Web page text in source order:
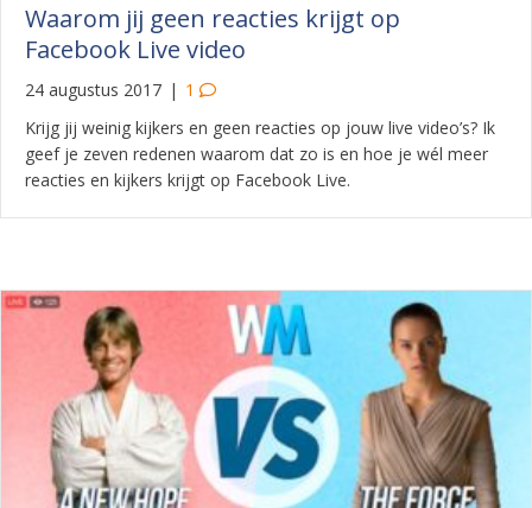
Waarom jij geen reacties krijgt op
Facebook Live video
24 augustus 2017 | 1
Krijg jij weinig kijkers en geen reacties op jouw live video’s? Ik
geef je zeven redenen waarom dat zo is en hoe je wél meer
reacties en kijkers krijgt op Facebook Live.